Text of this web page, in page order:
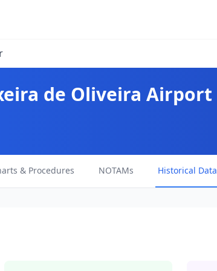
de Oliveira Airport
& Procedures NOTAMs Historical Data